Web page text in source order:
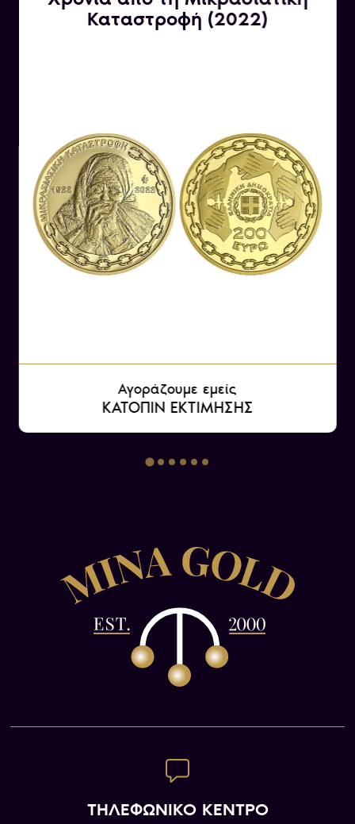
ονομάζονται άτομα. Ο Δημόκριτος πίστευε ότι
αυτά τα άτομα είναι αχώριστα και αδιαίρετα,
και ότι οι διαφορές μεταξύ των πραγμάτων
προέρχονται από τις διαφορές στον αριθμό, τη
θέση και τον τρόπο σύνδεσής τους.
Επιπλέον, ο Δημόκριτος θεωρούνταν ένας από
τους σημαντικότερους φυσικούς της
κινήσεων τους.
Καταστροφή (2022)
Αγοράζουμε εμείς
ΚΑΤΟΠΙΝ ΕΚΤΙΜΗΣΗΣ
ΤΗΛΕΦΩΝΙΚΟ ΚΕΝΤΡΟ